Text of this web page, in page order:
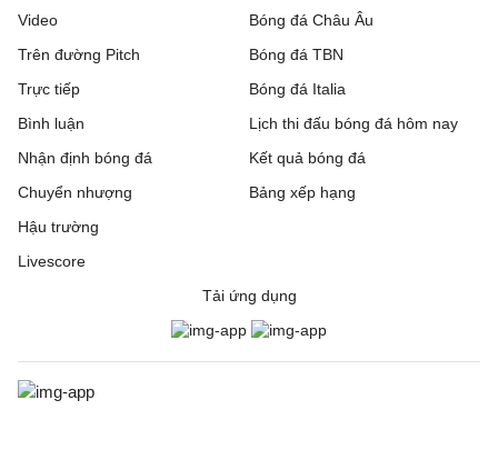
Video
Trên đường Pitch
Trực tiếp
Bóng đá Châu Âu
Bóng đá TBN
Bóng đá Italia
Bình luận
Nhận định bóng đá
Chuyển nhượng
Hậu trường
Livescore
Lịch thi đấu bóng đá hôm nay
Kết quả bóng đá
Bảng xếp hạng
Tải ứng dụng